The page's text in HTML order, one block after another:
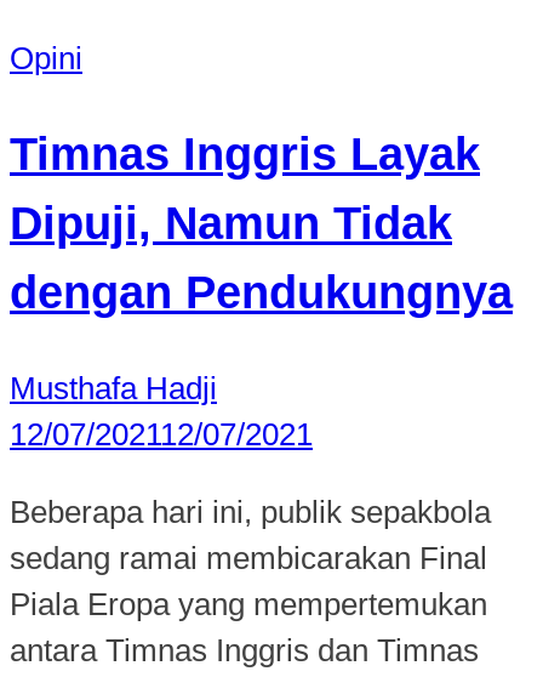
Opini
Timnas Inggris Layak
Dipuji, Namun Tidak
dengan Pendukungnya
Musthafa Hadji
12/07/202112/07/2021
Beberapa hari ini, publik sepakbola
sedang ramai membicarakan Final
Piala Eropa yang mempertemukan
antara Timnas Inggris dan Timnas